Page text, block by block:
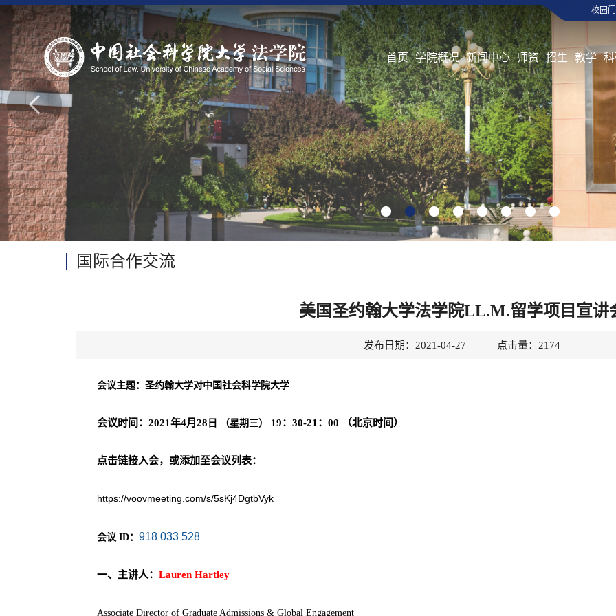
校园
首页 学院概况 新闻中心 师资 招生 教学
1 2 3 4 5 6 7 8
国际合作交流
美国圣约翰大学法学院LL.M.留学项目宣讲
发布日期：2021-04-27 点击量： 2174
会议主题：圣约翰大学对中国社会科学院大学
会议时间：2021年4月28 日 （星期三） 19：30-21：00 （北京时间）
点击链接入会，或添加至会议列表：
https://voovmeeting.com/s/5sKj4DgtbVyk
会议 ID： 918 033 528
一、主讲人： Lauren Hartley
Associate Director of Graduate Admissions & Global Engagement